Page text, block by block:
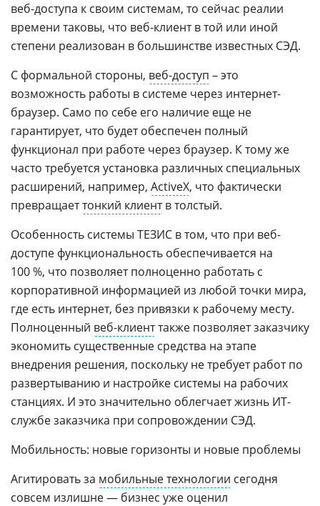
веб-доступа к своим системам, то сейчас реалии
времени таковы, что веб-клиент в той или иной
степени реализован в большинстве известных СЭД.
С формальной стороны, веб-доступ – это
возможность работы в системе через интернет-
браузер. Само по себе его наличие еще не
гарантирует, что будет обеспечен полный
функционал при работе через браузер. К тому же
часто требуется установка различных специальных
расширений, например, ActiveX, что фактически
превращаеттонкий клиентв толстый.
Особенность системы ТЕЗИС в том, что при веб-
доступе функциональность обеспечивается на
100 %, что позволяет полноценно работать с
корпоративной информацией из любой точки мира,
где есть интернет, без привязки к рабочему месту.
Полноценный веб-клиенттакже позволяет заказчику
экономить существенные средства на этапе
внедрения решения, поскольку не требует работ по
развертыванию и настройке системы на рабочих
станциях. И это значительно облегчает жизнь ИТ-
службе заказчика при сопровождении СЭД.
Мобильность: новые горизонты и новые проблемы
Агитировать за мобильные технологии сегодня
совсем излишне — бизнес уже оценил